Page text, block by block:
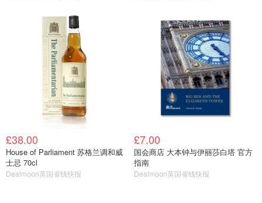
£38.00
House of Parliament 苏格兰调和威
士忌 70cl
Dealmoon英国省钱快报
£7.00
国会商店 大本钟与伊丽莎白塔 官方
指南
Dealmoon英国省钱快报